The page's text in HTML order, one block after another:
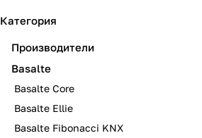
Категория
Производители
Basalte
Basalte Core
Basalte Ellie
Basalte Fibonacci KNX